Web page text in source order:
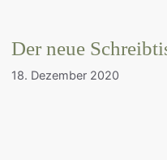
Der neue
18. Dezember 2020